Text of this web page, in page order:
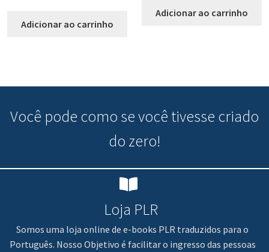
Adicionar ao carrinho
Adicionar ao carrinho
Você pode como se você tivesse criado
do zero!
Loja PLR
Somos uma loja online de e-books PLR traduzidos para o
Português. Nosso Objetivo é facilitar o ingresso das pessoas